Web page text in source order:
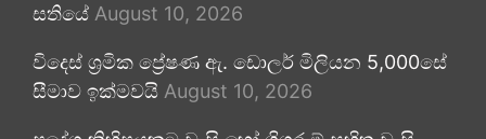
සතියේ August 10, 2026
විදෙස් ශ්‍රමික ප්‍රේෂණ ඇ. ඩොලර් මිලියන 5,000සේ
සීමාව ඉක්මවයි August 10, 2026